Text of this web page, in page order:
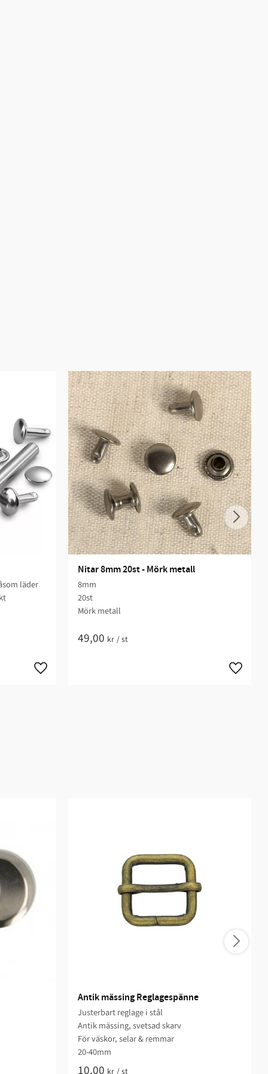
läder
Nitar 8mm 20st - Mörk metall
8mm
20st
Mörk metall
49,00 kr /st
Antik mässing Reglagespänne
Justerbart reglage i stål
Antik mässing, svetsad skarv
För väskor, selar & remmar
20-40mm
10,00 kr /st